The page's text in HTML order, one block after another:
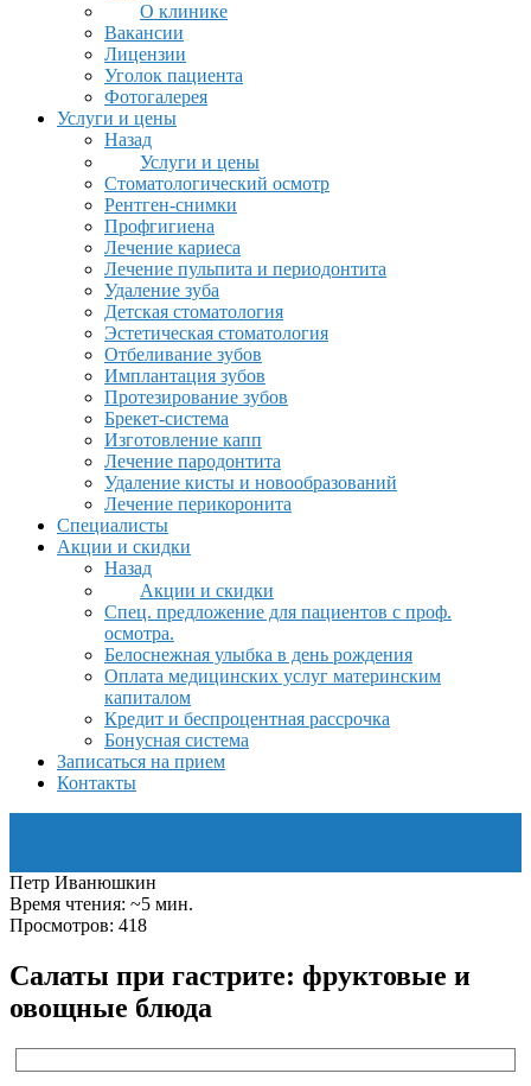
О клинике
Вакансии
Лицензии
Уголок пациента
Фотогалерея
Услуги и цены
Назад
Услуги и цены
Стоматологический осмотр
Рентген-снимки
Профгигиена
Лечение кариеса
Лечение пульпита и периодонтита
Удаление зуба
Детская стоматология
Эстетическая стоматология
Отбеливание зубов
Имплантация зубов
Протезирование зубов
Брекет-система
Изготовление капп
Лечение пародонтита
Удаление кисты и новообразований
Лечение перикоронита
Специалисты
Акции и скидки
Назад
Акции и скидки
Спец. предложение для пациентов с проф.
осмотра.
Белоснежная улыбка в день рождения
Оплата медицинских услуг материнским
капиталом
Кредит и беспроцентная рассрочка
Бонусная система
Записаться на прием
Контакты
Петр Иванюшкин
Время чтения: ~5 мин.
Просмотров: 418
Салаты при гастрите: фруктовые и
овощные блюда